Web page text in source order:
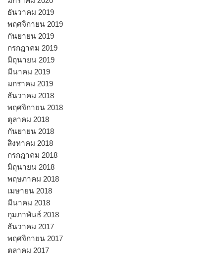
ธันวาคม 2019
พฤศจิกายน 2019
กันยายน 2019
กรกฎาคม 2019
มิถุนายน 2019
มีนาคม 2019
มกราคม 2019
ธันวาคม 2018
พฤศจิกายน 2018
ตุลาคม 2018
กันยายน 2018
สิงหาคม 2018
กรกฎาคม 2018
มิถุนายน 2018
พฤษภาคม 2018
เมษายน 2018
มีนาคม 2018
กุมภาพันธ์ 2018
ธันวาคม 2017
พฤศจิกายน 2017
ตุลาคม 2017